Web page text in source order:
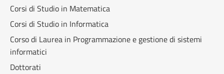
Corsi di Studio in Matematica
Corsi di Studio in Informatica
Corso di Laurea in Programmazione e gestione di sistemi
informatici
Dottorati